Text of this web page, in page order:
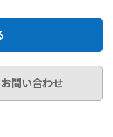
お問い合わせ